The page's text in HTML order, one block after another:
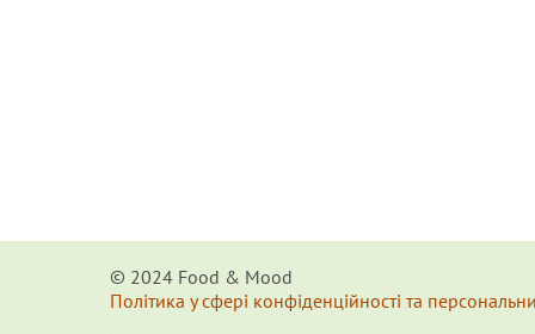
© 2024 Food & Мood
Політика у сфері конфіденційності та